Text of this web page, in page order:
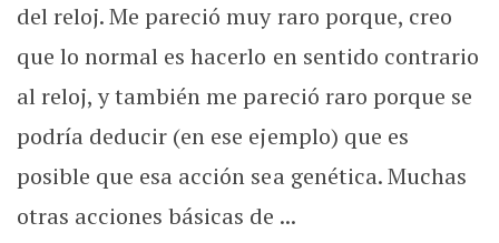
del reloj. Me pareció muy raro porque, creo
que lo normal es hacerlo en sentido contrario
al reloj, y también me pareció raro porque se
podría deducir (en ese ejemplo) que es
posible que esa acción sea genética. Muchas
otras acciones básicas de ...